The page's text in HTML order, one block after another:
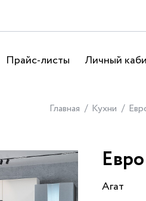
Прайс-листы Личный
Главная Кухни
Агат